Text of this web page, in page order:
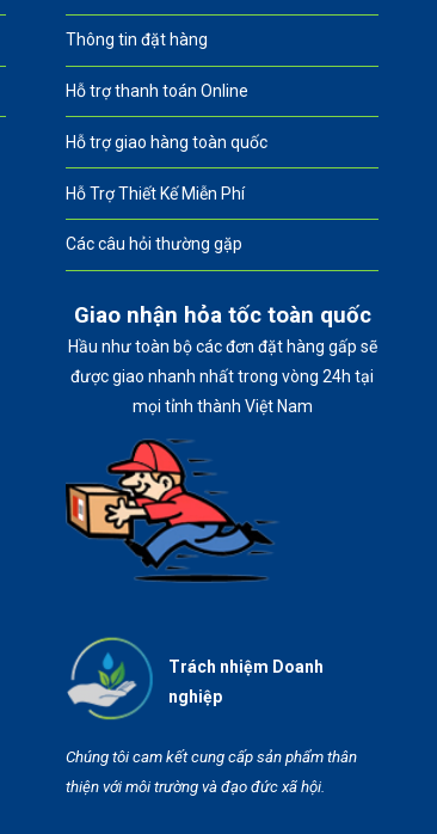
Thông tin đặt hàng
Hỗ trợ thanh toán Online
Hỗ trợ giao hàng toàn quốc
Hỗ Trợ Thiết Kế Miễn Phí
Các câu hỏi thường gặp
Giao nhận hỏa tốc toàn quốc
Hầu như toàn bộ các đơn đặt hàng gấp sẽ
được giao nhanh nhất trong vòng 24h tại
mọi tỉnh thành Việt Nam
Trách nhiệm Doanh
nghiệp
Chúng tôi cam kết cung cấp sản phẩm thân
thiện với môi trường và đạo đức xã hội.